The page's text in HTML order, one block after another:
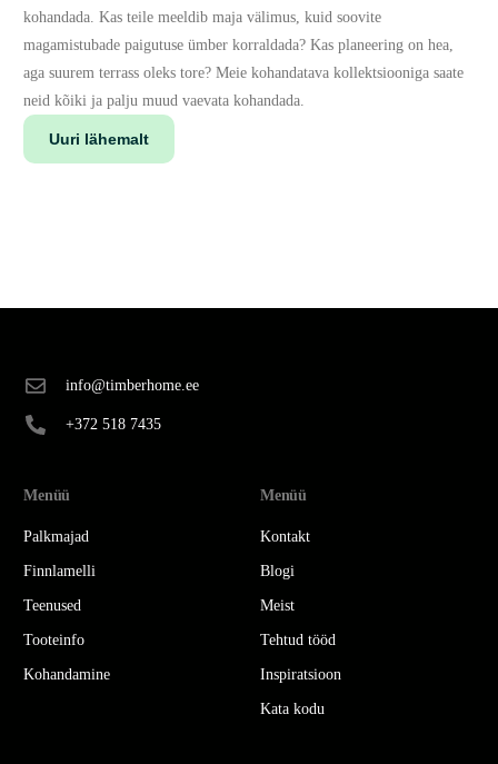
kohandada. Kas teile meeldib maja välimus, kuid soovite
magamistubade paigutuse ümber korraldada? Kas planeering on hea,
aga suurem terrass oleks tore? Meie kohandatava kollektsiooniga saate
neid kõiki ja palju muud vaevata kohandada.
Uuri lähemalt
info@timberhome.ee
+372 518 7435
Menüü
Palkmajad
Finnlamelli
Teenused
Tooteinfo
Kohandamine
Menüü
Kontakt
Blogi
Meist
Tehtud tööd
Inspiratsioon
Kata kodu